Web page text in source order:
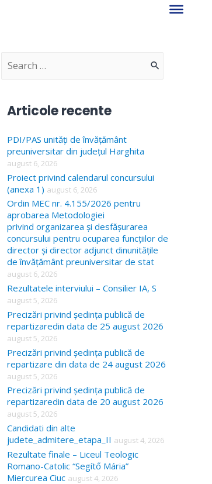
S
c
h
f
o
r
:
Articole recente
PDI/PAS unități de învățământ
preuniversitar din județul Harghita
august 6, 2026
Proiect privind calendarul concursului
(anexa 1) august 6, 2026
Ordin MEC nr. 4.155/2026 pentru
aprobarea Metodologiei
privind organizarea și desfășurarea
concursului pentru ocuparea funcțiilor de
director și director adjunct dinunitățile
de învățământ preuniversitar de stat
august 6, 2026
Rezultatele interviului – Consilier IA, S
august 5, 2026
Precizări privind ședința publică de
repartizaredin data de 25 august 2026
august 5, 2026
Precizări privind ședința publică de
repartizare din data de 24 august 2026
august 5, 2026
Precizări privind ședința publică de
repartizaredin data de 20 august 2026
august 5, 2026
Candidati din alte
judete_admitere_etapa_II august 4, 2026
Rezultate finale – Liceul Teologic
Romano-Catolic “Segítő Mária”
Miercurea Ciuc august 4, 2026